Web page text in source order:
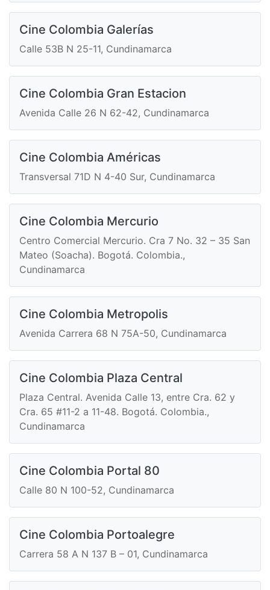
Cine Colombia Galerías
Calle 53B N 25-11, Cundinamarca
Cine Colombia Gran Estacion
Avenida Calle 26 N 62-42, Cundinamarca
Cine Colombia Américas
Transversal 71D N 4-40 Sur, Cundinamarca
Cine Colombia Mercurio
Centro Comercial Mercurio. Cra 7 No. 32 – 35 San
Mateo (Soacha). Bogotá. Colombia.,
Cundinamarca
Cine Colombia Metropolis
Avenida Carrera 68 N 75A-50, Cundinamarca
Cine Colombia Plaza Central
Plaza Central. Avenida Calle 13, entre Cra. 62 y
Cra. 65 #11-2 a 11-48. Bogotá. Colombia.,
Cundinamarca
Cine Colombia Portal 80
Calle 80 N 100-52, Cundinamarca
Cine Colombia Portoalegre
Carrera 58 A N 137 B – 01, Cundinamarca